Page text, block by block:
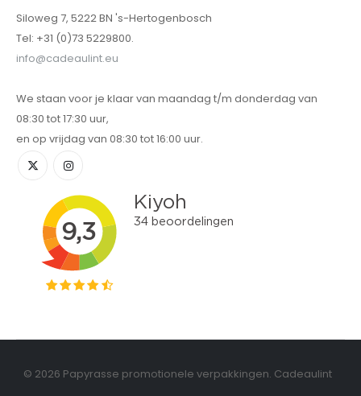
Siloweg 7, 5222 BN 's-Hertogenbosch
Tel: +31 (0)73 5229800.
info@cadeaulint.eu
We staan voor je klaar van maandag t/m donderdag van
08:30 tot 17:30 uur,
en op vrijdag van 08:30 tot 16:00 uur.
© 2026 Papyrasse promotionele verpakkingen. Cadeaulint